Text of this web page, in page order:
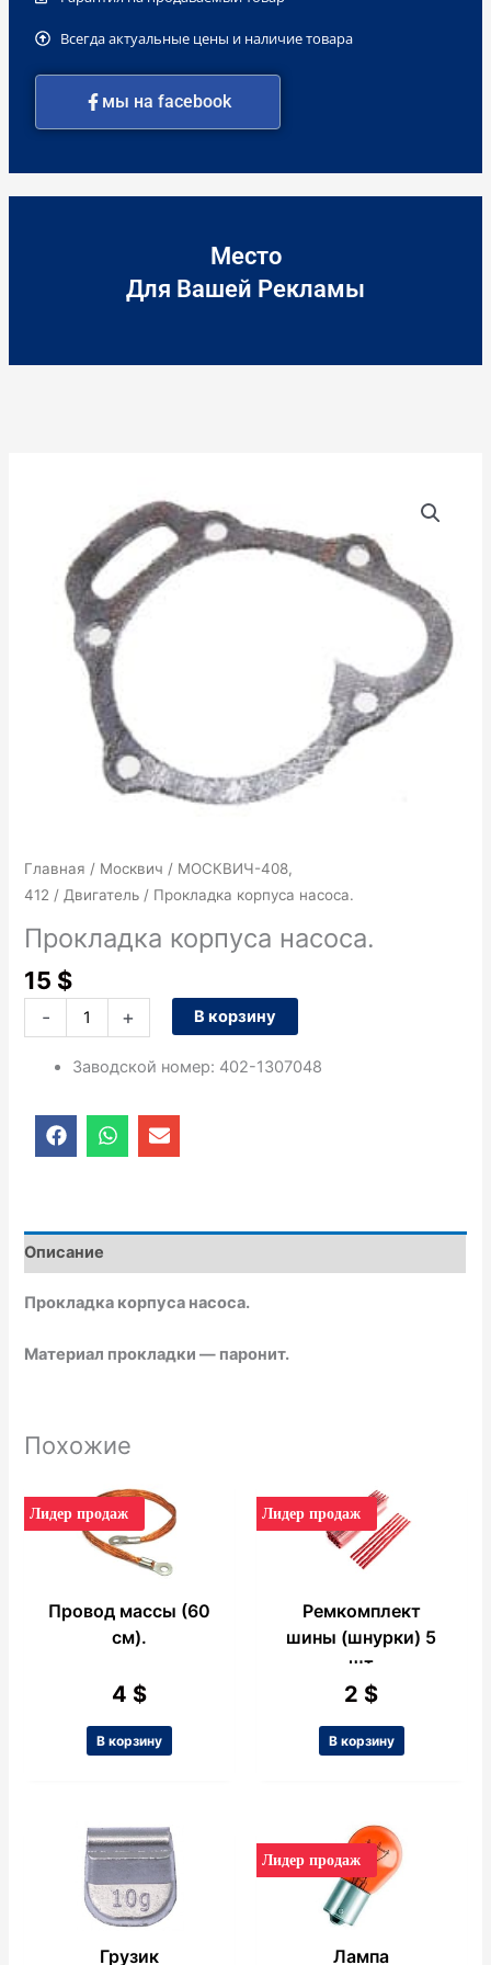
Всегда актуальные цены и наличие товара
мы на facebook
Место
Для Вашей Рекламы
Главная / Москвич / МОСКВИЧ-408,
412 /Двигатель / Прокладка корпуса насоса.
Прокладка корпуса насоса.
15 $
-
Прокладка
корпуса
насоса.
+ В корзину
Заводской номер: 402-1307048
F
a
c
o
o
k
W
h
a
a
p
E
n
v
o
e
Описание
Прокладка корпуса насоса.
Материал прокладки — паронит.
Похожие
Лидер продаж
Провод массы (60
см).
4 $
В корзину
Лидер продаж
Ремкомплект
шины (шнурки) 5
шт
2 $
В корзину
Грузик
Лидер продаж
Лампа